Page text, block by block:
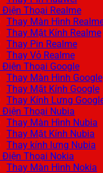
Điện Thoại Realme
Thay Màn Hình
Thay Mặt Kính Realme
Thay Pin Realme
Thay Vỏ Realme
Điện Thoại Google
Thay Màn Hình Google
Thay Mặt Kính Google
Thay Kính Lưng
Điện Thoại Nubia
Thay Màn Hình Nubia
Thay Mặt Kính Nubia
Thay kính lưng Nubia
Điện Thoại Nokia
Thay Màn Hình Nokia